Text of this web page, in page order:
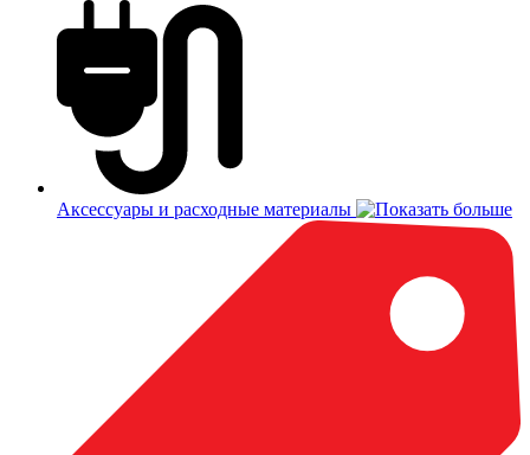
Аксессуары и расходные материалы